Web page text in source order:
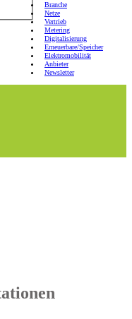
Branche
Netze
Vertrieb
Metering
Digitalisierung
Erneuerbare/Speicher
Elektromobilität
Anbieter
Newsletter